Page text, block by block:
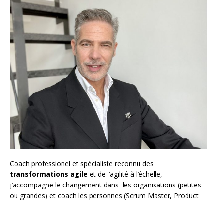
Coach professionel et spécialiste reconnu des
transformations agile et de l‘agilité à l’échelle,
j’accompagne le changement dans les organisations (petites
ou grandes) et coach les personnes (Scrum Master, Product